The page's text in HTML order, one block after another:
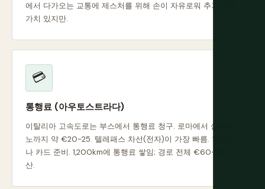
에서 다가오는 교통에 제스처를 위해 손이 자유로워 추가 비용
가치 있지만.
💳
통행료 (아우토스트라다)
이탈리아 고속도로는 부스에서 통행료 청구. 로마에서 살레르
노까지 약 €20-25. 텔레패스 차선(전자)이 가장 빠름. 현금이
나 카드 준비. 1,200km에 통행료 쌓임; 경로 전체 €60-80 예
산.